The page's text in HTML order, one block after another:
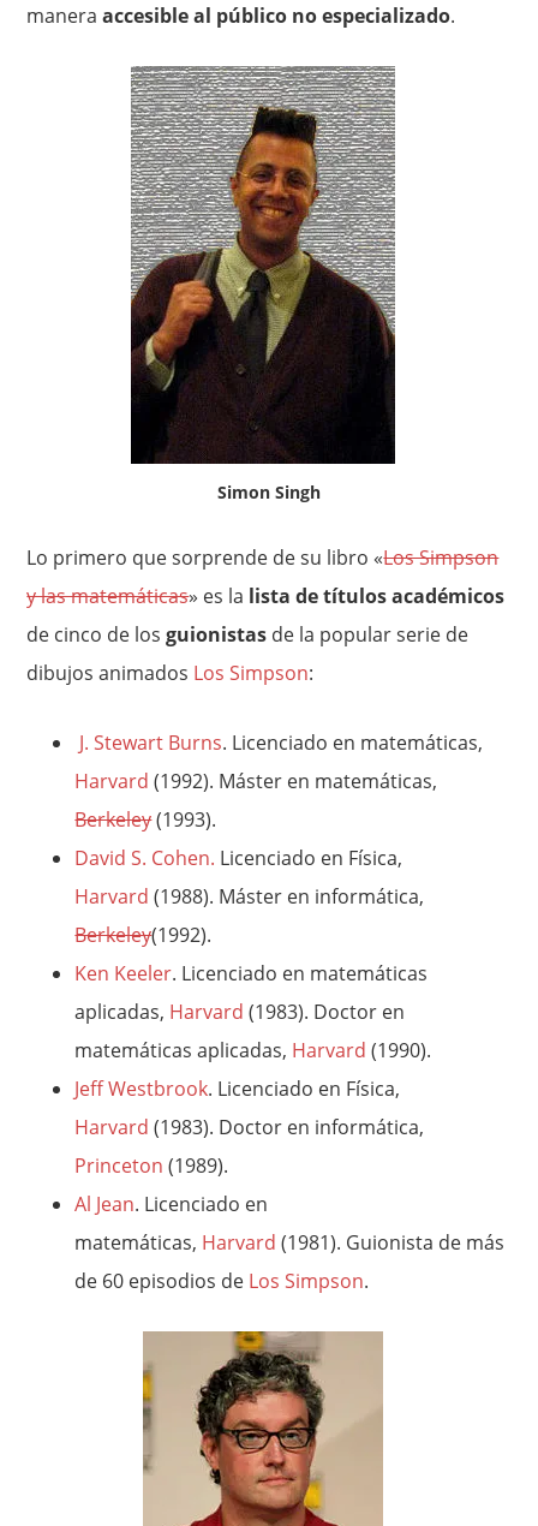
maneraaccesible al público no especializado.
Simon Singh
Lo primero que sorprende de su libro «Los Simpson
y las matemáticas» es la lista de títulos académicos
de cinco de losguionistas de la popular serie de
dibujos animados Los Simpson:
J. Stewart Burns. Licenciado en matemáticas,
Harvard (1992). Máster en matemáticas,
Berkeley(1993).
David S. Cohen. Licenciado en Física,
Harvard (1988). Máster en informática,
Berkeley(1992).
Ken Keeler. Licenciado en matemáticas
aplicadas, Harvard (1983). Doctor en
matemáticas aplicadas, Harvard (1990).
Jeff Westbrook. Licenciado en Física,
Harvard (1983). Doctor en informática,
Princeton (1989).
Al Jean. Licenciado en
matemáticas, Harvard (1981). Guionista de más
de 60 episodios de Los Simpson.